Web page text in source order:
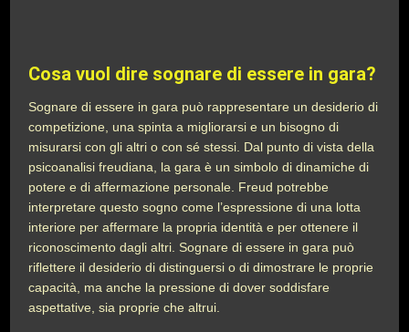
Cosa vuol dire sognare di essere in gara?
Sognare di essere in gara può rappresentare un desiderio di
competizione, una spinta a migliorarsi e un bisogno di
misurarsi con gli altri o con sé stessi. Dal punto di vista della
psicoanalisi freudiana, la gara è un simbolo di dinamiche di
potere e di affermazione personale. Freud potrebbe
interpretare questo sogno come l’espressione di una lotta
interiore per affermare la propria identità e per ottenere il
riconoscimento dagli altri. Sognare di essere in gara può
riflettere il desiderio di distinguersi o di dimostrare le proprie
capacità, ma anche la pressione di dover soddisfare
aspettative, sia proprie che altrui.